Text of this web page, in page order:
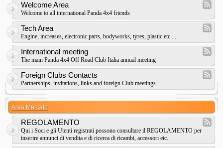
Welcome Area
Welcome to all international Panda 4x4 friends
Tech Area
Engine, increases, electronic parts, bodyworks, tyres, plastic etc ....
International meeting
The main Panda 4x4 Off Road Club Italia annual meeting
Foreign Clubs Contacts
Partnerships, invitations, links and foreign Club meetings
Area Mercato
REGOLAMENTO
Qui i Soci e gli Utenti registrati possono consultare il REGOLAMENTO per
inserire annunci di vendita e di ricerca di ricambi, accessori etc.